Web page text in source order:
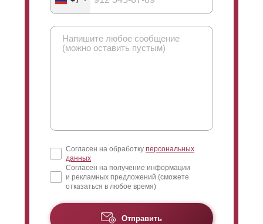
Согласен на обработку персональных
данных
Согласен на получение информации
и рекламных предложений (сможете
отказаться в любое время)
Отправить